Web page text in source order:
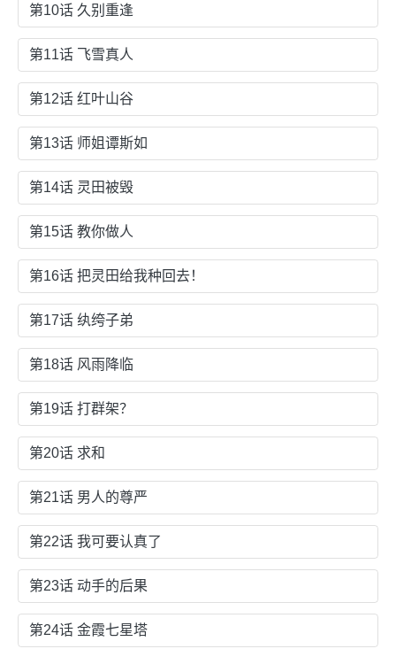
第10话 久别重逢
第11话 飞雪真人
第12话 红叶山谷
第13话 师姐谭斯如
第14话 灵田被毁
第15话 教你做人
第16话 把灵田给我种回去！
第17话 纨绔子弟
第18话 风雨降临
第19话 打群架？
第20话 求和
第21话 男人的尊严
第22话 我可要认真了
第23话 动手的后果
第24话 金霞七星塔